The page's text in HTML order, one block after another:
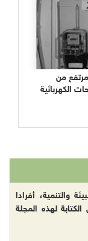
من
الكهربائية
والتنمية، أفرادا
لهذه المجلة